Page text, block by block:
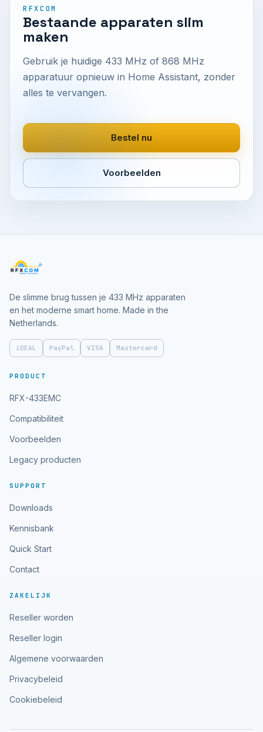
RFXCOM
Bestaande apparaten slim
maken
Gebruik je huidige 433 MHz of 868 MHz
apparatuur opnieuw in Home Assistant, zonder
alles te vervangen.
Bestel nu
Voorbeelden
De slimme brug tussen je 433 MHz apparaten
en het moderne smart home. Made in the
Netherlands.
iDEAL PayPal VISA Mastercard
PRODUCT
RFX-433EMC
Compatibiliteit
Voorbeelden
Legacy producten
SUPPORT
Downloads
Kennisbank
Quick Start
Contact
ZAKELIJK
Reseller worden
Reseller login
Algemene voorwaarden
Privacybeleid
Cookiebeleid